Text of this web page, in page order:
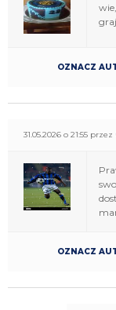
OZNACZ
31.05.2026 o 21:55 przez
OZNACZ